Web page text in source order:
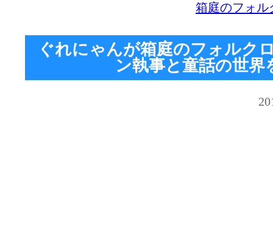
箱庭のフォル
ぐれにゃんが箱庭のフォルク
ン執事と童話の世界